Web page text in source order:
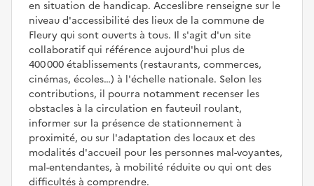
en situation de handicap. Acceslibre renseigne sur le
niveau d'accessibilité des lieux de la commune de
Fleury qui sont ouverts à tous. Il s'agit d'un site
collaboratif qui référence aujourd'hui plus de
400 000 établissements (restaurants, commerces,
cinémas, écoles…) à l'échelle nationale. Selon les
contributions, il pourra notamment recenser les
obstacles à la circulation en fauteuil roulant,
informer sur la présence de stationnement à
proximité, ou sur l'adaptation des locaux et des
modalités d'accueil pour les personnes mal-voyantes,
mal-entendantes, à mobilité réduite ou qui ont des
difficultés à comprendre.